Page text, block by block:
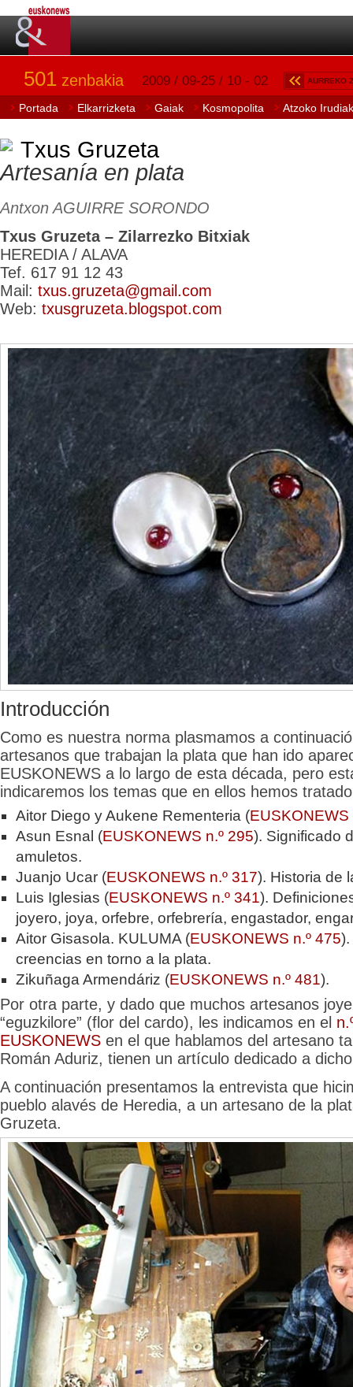
501 zenbakia 2009 / 09-25 / 10 - 02 AURREKO
Portada Elkarrizketa Gaiak Kosmopolita Atzoko Irudiak
Txus Gruzeta
Artesanía en plata
Antxon AGUIRRE SORONDO
Txus Gruzeta – Zilarrezko Bitxiak
HEREDIA / ALAVA
Tef. 617 91 12 43
Mail: txus.gruzeta@gmail.com
Web: txusgruzeta.blogspot.com
Introducción
Como es nuestra norma plasmamos a
artesanos que trabajan la plata que han ido
EUSKONEWS a lo largo de esta década, pero
indicaremos los temas que en ellos hemos
Aitor Diego y Aukene Rementeria (EUSKONEWS
Asun Esnal (EUSKONEWS n.º 295). Significado
amuletos.
Juanjo Ucar (EUSKONEWS n.º 317). Historia de
Luis Iglesias (EUSKONEWS n.º 341).
joyero, joya, orfebre, orfebrería, engastador,
Aitor Gisasola. KULUMA (EUSKONEWS n.º 475
creencias en torno a la plata.
Zikuñaga Armendáriz (EUSKONEWS n.º 481).
Por otra parte, y dado que muchos artesanos
“eguzkilore” (flor del cardo), les indicamos en el
EUSKONEWS en el que hablamos del artesano
Román Aduriz, tienen un artículo dedicado a
A continuación presentamos la entrevista que
pueblo alavés de Heredia, a un artesano de la
Gruzeta.